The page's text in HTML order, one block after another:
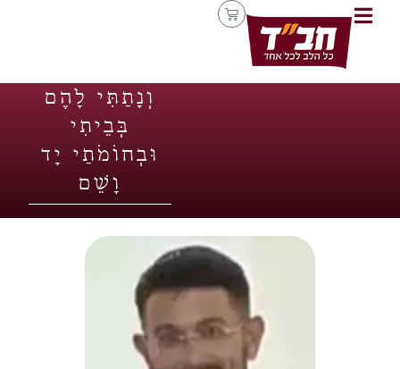
וְנָתַתִּי לָהֶם
בְּבֵיתִי
וּבְחוֹמֹתַי יָד
וָשֵׁם